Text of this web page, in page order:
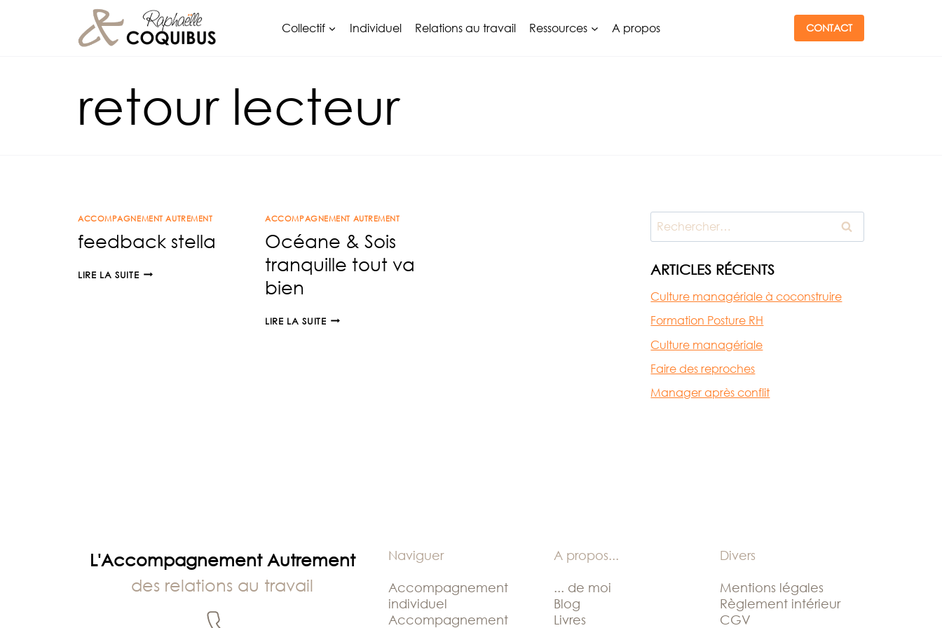
Collectif Individuel Relations au travail Ressources A propos CONTACT
retour lecteur
ACCOMPAGNEMENT AUTREMENT
feedback stella
LIRE LA SUITEFEEDBACK
ACCOMPAGNEMENT AUTREMENT
Océane & Sois
tranquille tout va
bien
LIRE LA SUITEOCÉANE
Rechercher :
ARTICLES RÉCENTS
Culture managériale à coconstruire
Formation Posture RH
Culture managériale
Faire des reproches
Manager après conflit
L'Accompagnement Autrement
des relations au travail
Naviguer
Accompagnement
individuel
Accompagnement
A propos...
... de moi
Blog
Livres
Divers
Mentions légales
Règlement intérieur
CGV